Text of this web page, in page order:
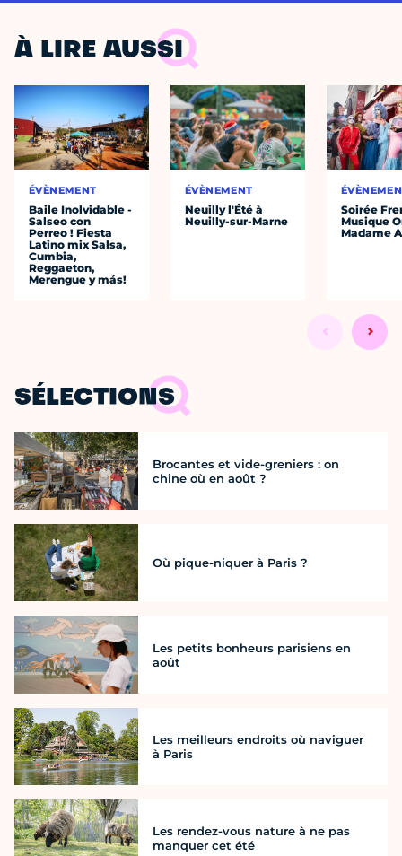
À LIRE AUSSI
ÉVÈNEMENT
Baile Inolvidable -
Salseo con
Perreo ! Fiesta
Latino mix Salsa,
Cumbia,
Reggaeton,
Merengue y más!
ÉVÈNEMENT
Neuilly l'Été à
Neuilly-sur-Marne
Soirée
Musique
Madame
SÉLECTIONS
Brocantes et vide-greniers : on
chine où en août ?
Où pique-niquer à Paris ?
Les petits bonheurs parisiens en
août
Les meilleurs endroits où naviguer
à Paris
Les rendez-vous nature à ne pas
manquer cet été